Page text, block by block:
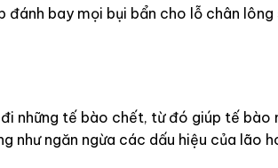
đánh bay mọi bụi bẩn cho lỗ chân
những tế bào chết, từ đó giúp tế
như ngăn ngừa các dấu hiệu của lão